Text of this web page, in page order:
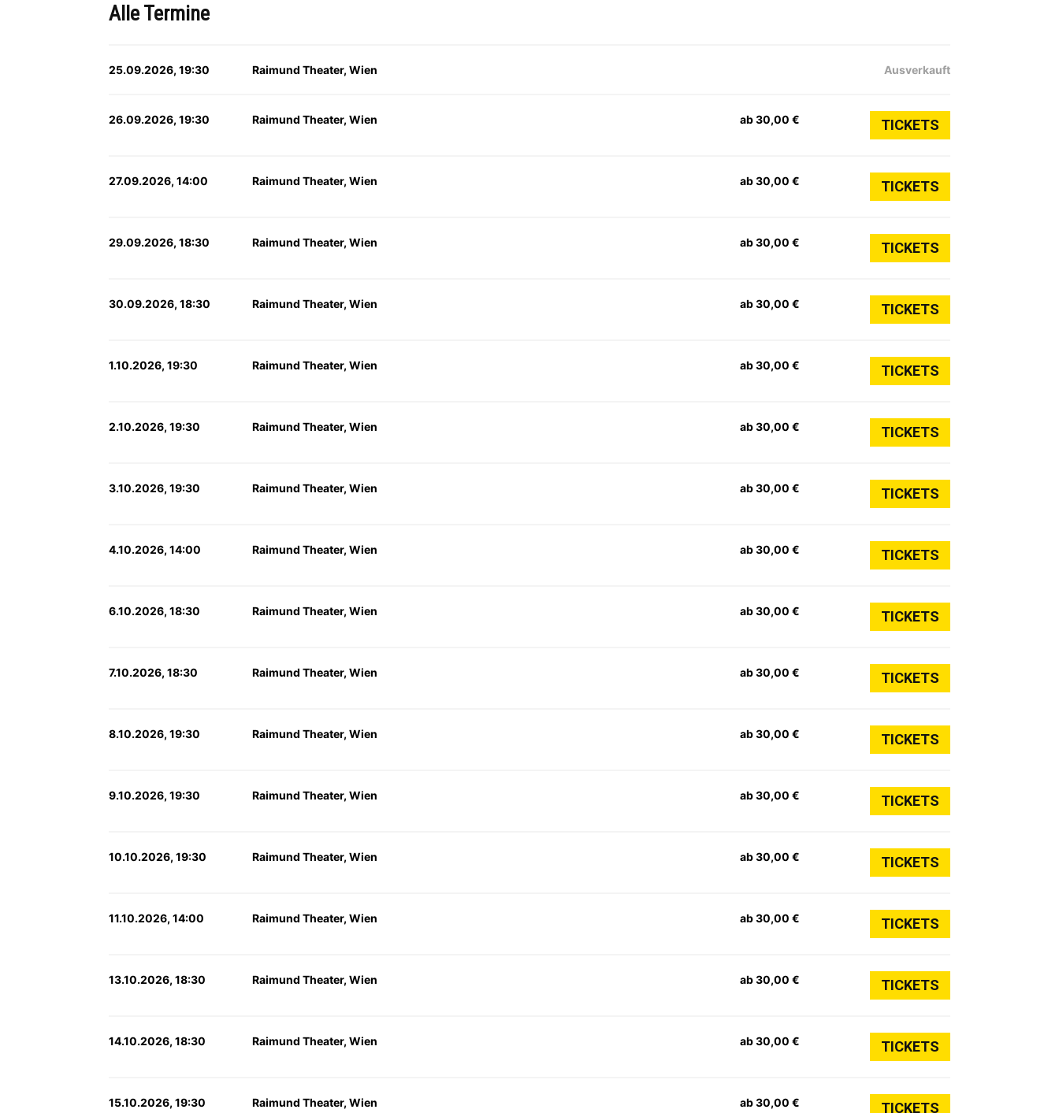
Alle Termine
25.09.2026, 19:30 Raimund Theater, Wien Ausverkauft
26.09.2026, 19:30 Raimund Theater, Wien ab 30,00 € TICKETS
27.09.2026, 14:00 Raimund Theater, Wien ab 30,00 € TICKETS
29.09.2026, 18:30 Raimund Theater, Wien ab 30,00 € TICKETS
30.09.2026, 18:30 Raimund Theater, Wien ab 30,00 € TICKETS
1.10.2026, 19:30 Raimund Theater, Wien ab 30,00 € TICKETS
2.10.2026, 19:30 Raimund Theater, Wien ab 30,00 € TICKETS
3.10.2026, 19:30 Raimund Theater, Wien ab 30,00 € TICKETS
4.10.2026, 14:00 Raimund Theater, Wien ab 30,00 € TICKETS
6.10.2026, 18:30 Raimund Theater, Wien ab 30,00 € TICKETS
7.10.2026, 18:30 Raimund Theater, Wien ab 30,00 € TICKETS
8.10.2026, 19:30 Raimund Theater, Wien ab 30,00 € TICKETS
9.10.2026, 19:30 Raimund Theater, Wien ab 30,00 € TICKETS
10.10.2026, 19:30 Raimund Theater, Wien ab 30,00 € TICKETS
11.10.2026, 14:00 Raimund Theater, Wien ab 30,00 € TICKETS
13.10.2026, 18:30 Raimund Theater, Wien ab 30,00 € TICKETS
14.10.2026, 18:30 Raimund Theater, Wien ab 30,00 € TICKETS
15.10.2026, 19:30 Raimund Theater, Wien ab 30,00 € TICKETS